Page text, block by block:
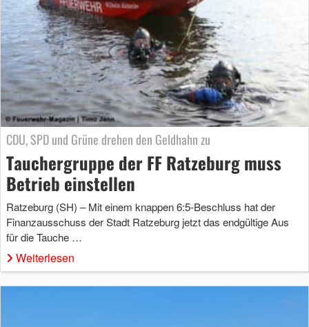
CDU, SPD und Grüne drehen den Geldhahn zu
Tauchergruppe der FF Ratzeburg muss
Betrieb einstellen
Ratzeburg (SH) – Mit einem knappen 6:5-Beschluss hat der
Finanzausschuss der Stadt Ratzeburg jetzt das endgültige Aus
für die Tauche …
Weiterlesen